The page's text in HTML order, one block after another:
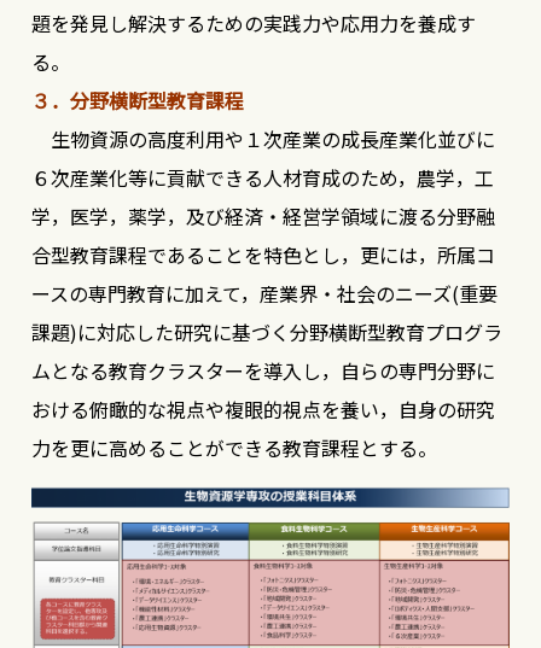
題を発見し解決するための実践力や応用力を養成す
る。
３．分野横断型教育課程
生物資源の高度利用や１次産業の成長産業化並びに
６次産業化等に貢献できる人材育成のため，農学，工
学，医学，薬学，及び経済・経営学領域に渡る分野融
合型教育課程であることを特色とし，更には，所属コ
ースの専門教育に加えて，産業界・社会のニーズ(重要
課題)に対応した研究に基づく分野横断型教育プログラ
ムとなる教育クラスターを導入し，自らの専門分野に
おける俯瞰的な視点や複眼的視点を養い，自身の研究
力を更に高めることができる教育課程とする。